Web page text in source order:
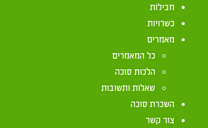
חבילות
כשרויות
מאמרים
כל המאמרים
הלכות סוכה
שאלות ותשובות
השכרת סוכה
צור קשר